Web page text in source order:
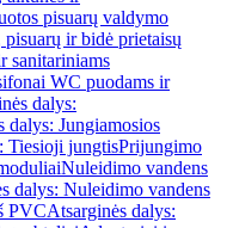
pisuarų valdymo
ir bidė prietaisų
sanitariniams
WC puodams ir
dalys:
dalys: Jungiamosios
Tiesioji jungtisPrijungimo
Nuleidimo vandens
dalys: Nuleidimo vandens
PVCAtsarginės dalys: